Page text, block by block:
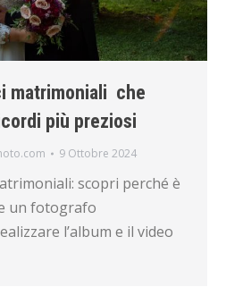
matrimoniali che
più preziosi
9 Ottobre 2024
scopri perché è
un fotografo
l’album e il video